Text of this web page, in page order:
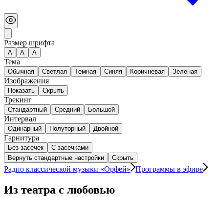
Размер шрифта
А A A
Тема
Обычная Светлая Темная Синяя Коричневая Зеленая
Изображения
Показать Скрыть
Трекинг
Стандартный Средний Большой
Интервал
Одинарный Полуторный Двойной
Гарнитура
Без засечек
С засечками
Вернуть стандартные настройки
Скрыть
Радио классической музыки «Орфей» Программы в эфире
Из театра с любовью